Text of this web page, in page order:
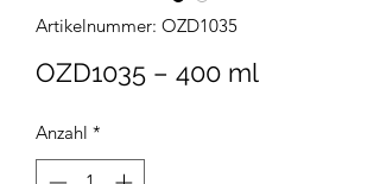
Artikelnummer: OZD1035
OZD1035 – 400 ml
Anzahl *